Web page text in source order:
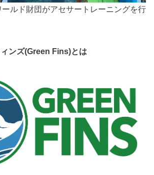
ルド財団がアセサートレーニングを行
ンズ(Green Fins)とは